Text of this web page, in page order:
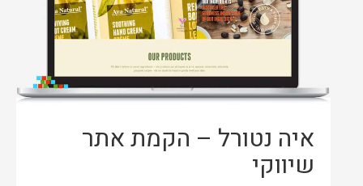
איה נטורל – הקמת אתר
שיווקי